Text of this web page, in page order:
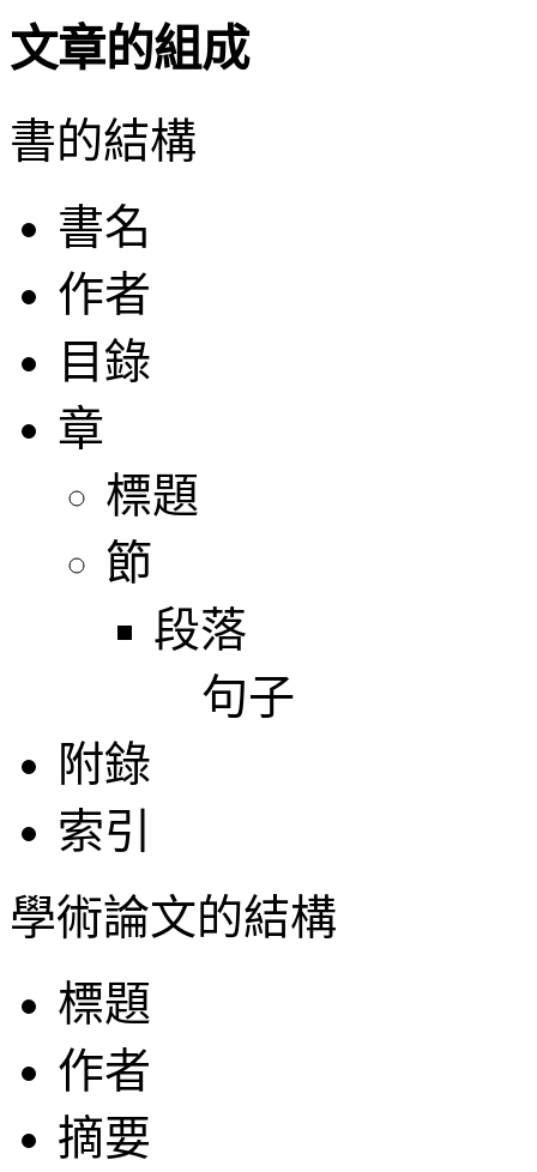
文章的組成
書的結構
書名
作者
目錄
章
標題
節
段落
句子
附錄
索引
學術論文的結構
標題
作者
摘要